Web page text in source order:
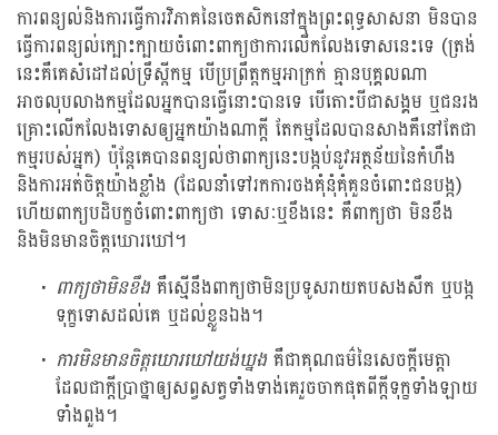
ការពន្យល់និងការធ្វើការវិភាគនៃចេតសិកនៅក្នុងព្រះពុទ្ធសាសនា មិនបាន
ធ្វើការពន្យល់ក្បោះក្បាយចំពោះពាក្យថាការលើកលែងទោសនេះទេ (ត្រង់
នេះគឺគេសំដៅដល់ទ្រឹស្តីកម្ម បើប្រព្រឹត្តកម្មអាក្រក់ គ្មានបុគ្គលណា
អាចលុបលាងកម្មដែលអ្នកបានធ្វើនោះបានទេ បើតោះបីជាសង្គម ឬជនរង
គ្រោះលើកលែងទោសឲ្យអ្នកយ៉ាងណាក្តី តែកម្មដែលបានសាងគឺនៅតែជា
កម្មរបស់អ្នក) ប៉ុន្តែគេបានពន្យល់ថាពាក្យនេះបង្កប់នូវអត្ថន័យនៃកំហឹង
និងការអត់ចិត្តយ៉ាងខ្លាំង (ដែលនាំទៅរកការចងគុំនុំគុំគួនចំពោះជនបង្ក)
ហើយពាក្យបដិបក្ខចំពោះពាក្យថា ទោសៈឬខឹងនេះ គឺពាក្យថា មិនខឹង
និងមិនមានចិត្តឃោរឃៅ។
ពាក្យថាមិនខឹងគឺស្មើនឹងពាក្យថាមិនប្រទូសរាយតបសងសឹក ឬបង្ក
ទុក្ខទោសដល់គេ ឬដល់ខ្លួនឯង។
ការមិនមានចិត្តឃោរឃៅយង់ឃ្នងគឺជាគុណធម៌នៃសេចក្តីមេត្តា
ដែលជាក្តីប្រាថ្នាឲ្យសព្វសត្វទាំងទាង់គេរួចចាកផុតពីក្តីទុក្ខទាំងឡាយ
ទាំងពួង។